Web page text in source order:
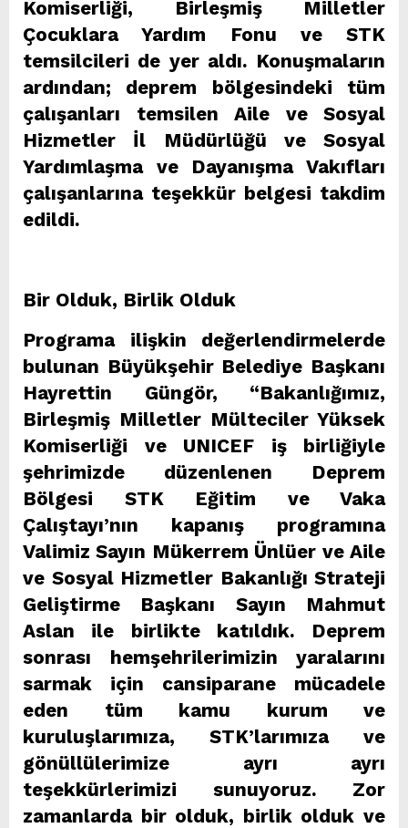
Komiserliği, Birleşmiş Milletler
Çocuklara Yardım Fonu ve STK
temsilcileri de yer aldı. Konuşmaların
ardından; deprem bölgesindeki tüm
çalışanları temsilen Aile ve Sosyal
Hizmetler İl Müdürlüğü ve Sosyal
Yardımlaşma ve Dayanışma Vakıfları
çalışanlarına teşekkür belgesi takdim
edildi.
Bir Olduk, Birlik Olduk
Programa ilişkin değerlendirmelerde
bulunan Büyükşehir Belediye Başkanı
Hayrettin Güngör, “Bakanlığımız,
Birleşmiş Milletler Mülteciler Yüksek
Komiserliği ve UNICEF iş birliğiyle
şehrimizde düzenlenen Deprem
Bölgesi STK Eğitim ve Vaka
Çalıştayı’nın kapanış programına
Valimiz Sayın Mükerrem Ünlüer ve Aile
ve Sosyal Hizmetler Bakanlığı Strateji
Geliştirme Başkanı Sayın Mahmut
Aslan ile birlikte katıldık. Deprem
sonrası hemşehrilerimizin yaralarını
sarmak için cansiparane mücadele
eden tüm kamu kurum ve
kuruluşlarımıza, STK’larımıza ve
gönüllülerimize ayrı ayrı
teşekkürlerimizi sunuyoruz. Zor
zamanlarda bir olduk, birlik olduk ve